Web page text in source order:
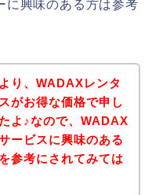
に興味のある方は参考
り、WADAXレンタ
がお得な価格で申し
よ♪なので、WADAX
ービスに興味のある
参考にされてみては